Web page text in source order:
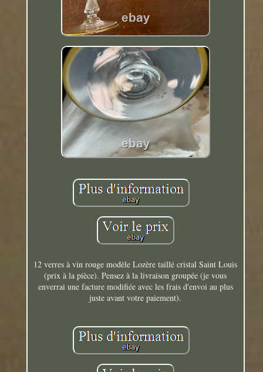
12 verres à vin rouge modèle Lozère taillé cristal Saint Louis
(prix à la pièce). Pensez à la livraison groupée (je vous
enverrai une facture modifiée avec les frais d'envoi au plus
juste avant votre paiement).